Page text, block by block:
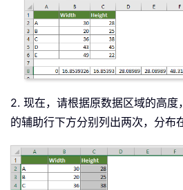
2. 现在，请根据原数据区域的高度
的辅助行下方分别列出两次，分布